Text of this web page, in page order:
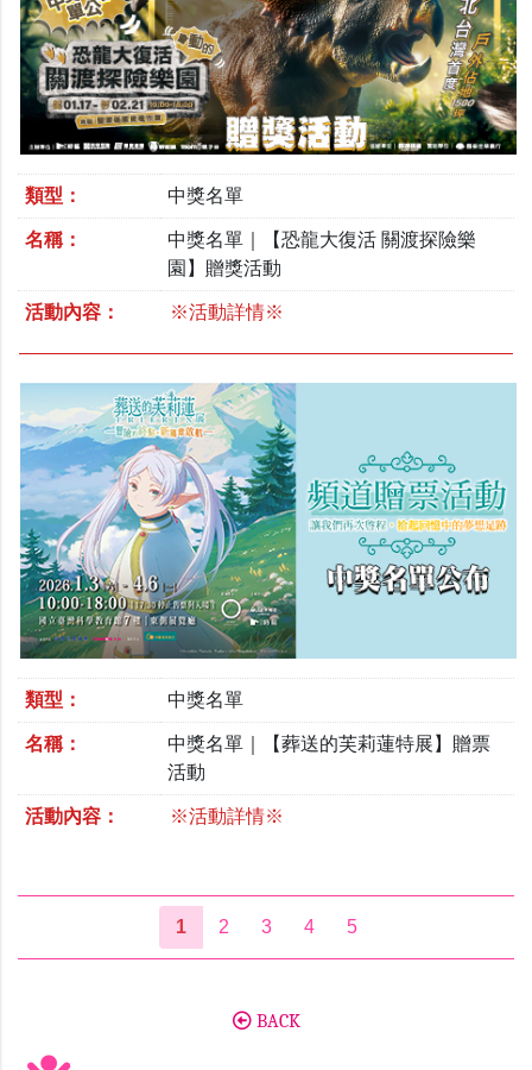
類型： 中獎名單
名稱：
中獎名單｜【恐龍大復活 關渡探險樂
園】贈獎活動
活動內容： ※活動詳情※
類型： 中獎名單
名稱：
中獎名單｜【葬送的芙莉蓮特展】贈票
活動
活動內容： ※活動詳情※
1 2 3 4 5
BACK